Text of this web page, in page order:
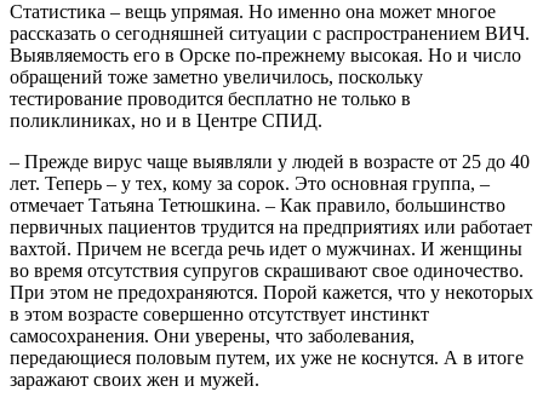
Статистика – вещь упрямая. Но именно она может многое
рассказать о сегодняшней ситуации с распространением ВИЧ.
Выявляемость его в Орске по-прежнему высокая. Но и число
обращений тоже заметно увеличилось, поскольку
тестирование проводится бесплатно не только в
поликлиниках, но и в Центре СПИД.
– Прежде вирус чаще выявляли у людей в возрасте от 25 до 40
лет. Теперь – у тех, кому за сорок. Это основная группа, –
отмечает Татьяна Тетюшкина. – Как правило, большинство
первичных пациентов трудится на предприятиях или работает
вахтой. Причем не всегда речь идет о мужчинах. И женщины
во время отсутствия супругов скрашивают свое одиночество.
При этом не предохраняются. Порой кажется, что у некоторых
в этом возрасте совершенно отсутствует инстинкт
самосохранения. Они уверены, что заболевания,
передающиеся половым путем, их уже не коснутся. А в итоге
заражают своих жен и мужей.